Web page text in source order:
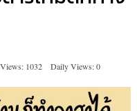
1032
Daily Views: 0